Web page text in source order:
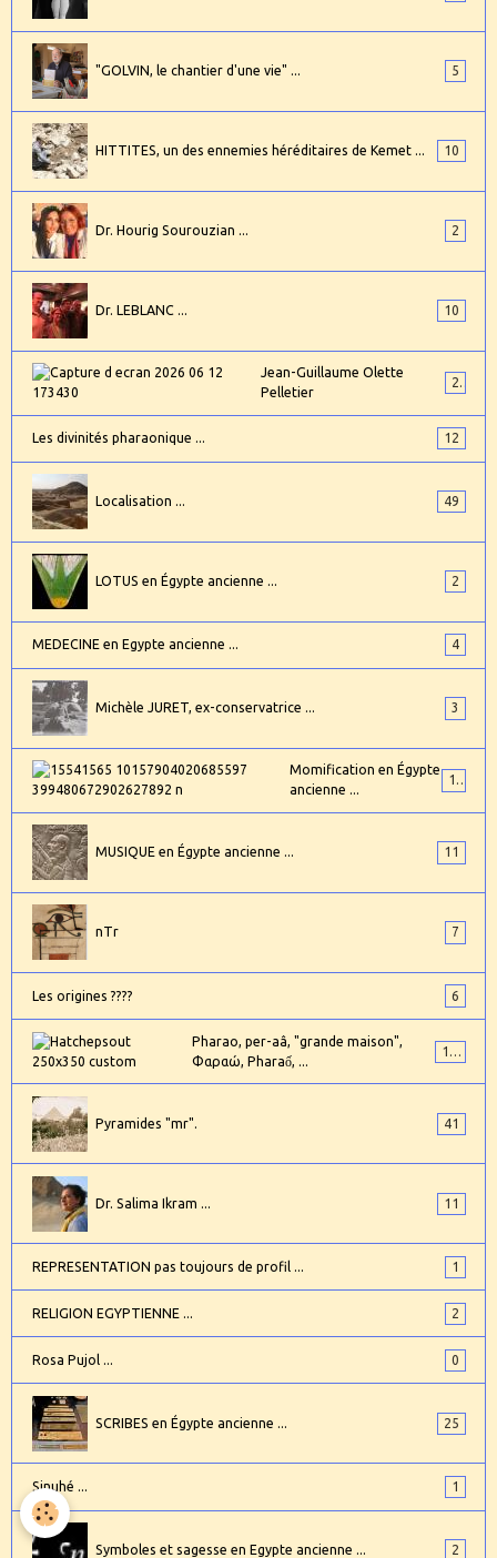
"GOLVIN, le chantier d'une vie" ... 5
HITTITES, un des ennemies héréditaires de Kemet ... 10
Dr. Hourig Sourouzian ... 2
Dr. LEBLANC ... 10
Jean-Guillaume Olette
Pelletier
2
Les divinités pharaonique ... 12
Localisation ... 49
LOTUS en Égypte ancienne ... 2
MEDECINE en Egypte ancienne ... 4
Michèle JURET, ex-conservatrice ... 3
Momification en Égypte
ancienne ...
17
MUSIQUE en Égypte ancienne ... 11
nTr 7
Les origines ???? 6
Pharao, per-aâ, "grande maison",
Φαραώ, Pharaố, ...
Pyramides "mr". 41
Dr. Salima Ikram ... 11
REPRESENTATION pas toujours de profil ... 1
RELIGION EGYPTIENNE ... 2
Rosa Pujol ... 0
SCRIBES en Égypte ancienne ... 25
Sinuhé ... 1
Symboles et sagesse en Egypte ancienne ... 2